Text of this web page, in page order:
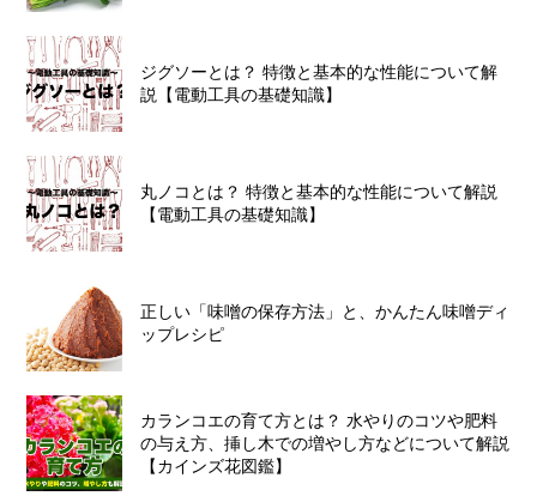
ジグソーとは？ 特徴と基本的な性能について解
説【電動工具の基礎知識】
丸ノコとは？ 特徴と基本的な性能について解説
【電動工具の基礎知識】
正しい「味噌の保存方法」と、かんたん味噌ディ
ップレシピ
カランコエの育て方とは？ 水やりのコツや肥料
の与え方、挿し木での増やし方などについて解説
【カインズ花図鑑】